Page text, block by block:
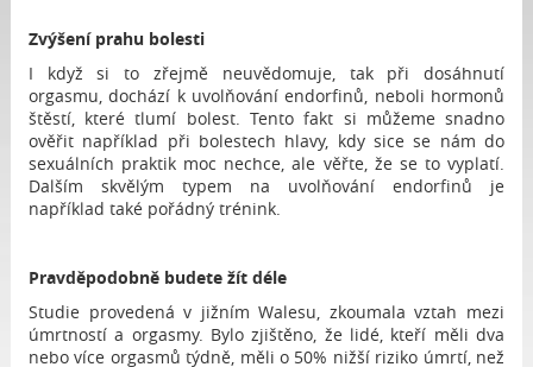
Zvýšení prahu bolesti
I když si to zřejmě neuvědomuje, tak při dosáhnutí
orgasmu, dochází k uvolňování endorfinů, neboli hormonů
štěstí, které tlumí bolest. Tento fakt si můžeme snadno
ověřit například při bolestech hlavy, kdy sice se nám do
sexuálních praktik moc nechce, ale věřte, že se to vyplatí.
Dalším skvělým typem na uvolňování endorfinů je
například také pořádný trénink.
Pravděpodobně budete žít déle
Studie provedená v jižním Walesu, zkoumala vztah mezi
úmrtností a orgasmy. Bylo zjištěno, že lidé, kteří měli dva
nebo více orgasmů týdně, měli o 50% nižší riziko úmrtí, než